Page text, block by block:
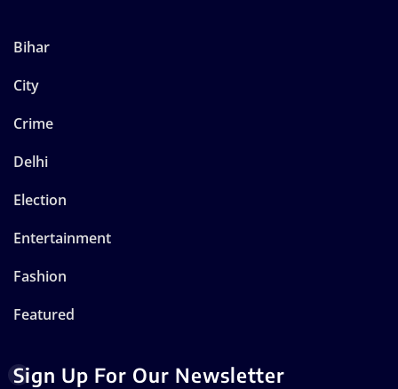
Bihar
City
Crime
Delhi
Election
Entertainment
Fashion
Featured
Sign Up For Our Newsletter